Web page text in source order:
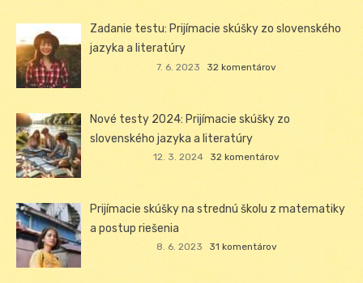
Zadanie testu: Prijímacie skúšky zo slovenského
jazyka a literatúry
7. 6. 2023 32 komentárov
Nové testy 2024: Prijímacie skúšky zo
slovenského jazyka a literatúry
12. 3. 2024 32 komentárov
Prijímacie skúšky na strednú školu z matematiky
a postup riešenia
8. 6. 2023 31 komentárov